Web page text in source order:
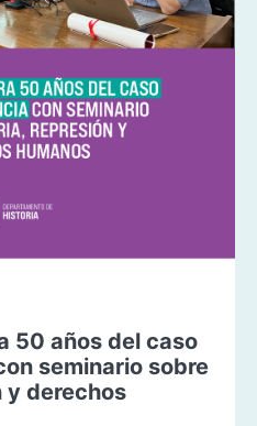
50 años del caso
seminario sobre
y derechos